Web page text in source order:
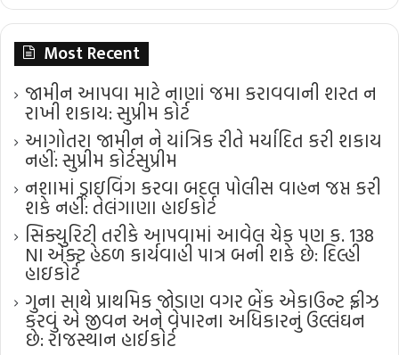
Most Recent
જામીન આપવા માટે નાણાં જમા કરાવવાની શરત ન
રાખી શકાય: સુપ્રીમ કોર્ટ
આગોતરા જામીન ને યાંત્રિક રીતે મર્યાદિત કરી શકાય
નહીં: સુપ્રીમ કોર્ટ​સુપ્રીમ
નશામાં ડ્રાઇવિંગ કરવા બદલ પોલીસ વાહન જપ્ત કરી
શકે નહીં: તેલંગાણા હાઈકોર્ટ
સિક્યુરિટી તરીકે આપવામાં આવેલ ચેક પણ ક. 138
NI એક્ટ હેઠળ કાર્યવાહી પાત્ર બની શકે છે: દિલ્હી
હાઇકોર્ટ
ગુના સાથે પ્રાથમિક જોડાણ વગર બેંક એકાઉન્ટ ફ્રીઝ
કરવું એ જીવન અને વેપારના અધિકારનું ઉલ્લંઘન
છે: રાજસ્થાન હાઈકોર્ટ